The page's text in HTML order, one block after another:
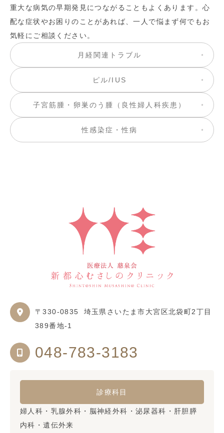
重大な病気の早期発見につながることもよくあります。心
配な症状やお困りのことがあれば、一人で悩まず何でもお
気軽にご相談ください。
月経関連トラブル
ピル/IUS
子宮筋腫・卵巣のう腫（良性婦人科疾患）
性感染症・性病
〒330-0835
埼玉県さいたま市大宮区北袋町2丁目
389番地-1
048-783-3183
診療科目
婦人科・乳腺外科・脳神経外科・泌尿器科・肝胆膵
内科・遺伝外来